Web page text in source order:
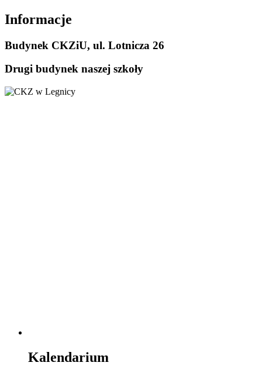
Informacje
Budynek CKZiU, ul. Lotnicza 26
Drugi budynek naszej szkoły
Kalendarium